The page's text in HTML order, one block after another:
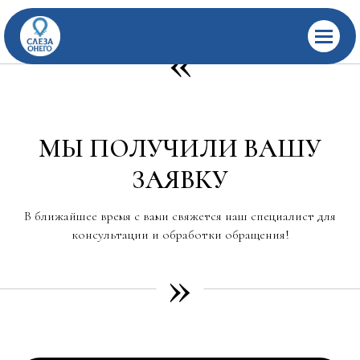
«
МЫ ПОЛУЧИЛИ ВАШУ
ЗАЯВКУ
В ближайшее время с вами свяжется наш специалист для
консультации и обработки обращения!
»